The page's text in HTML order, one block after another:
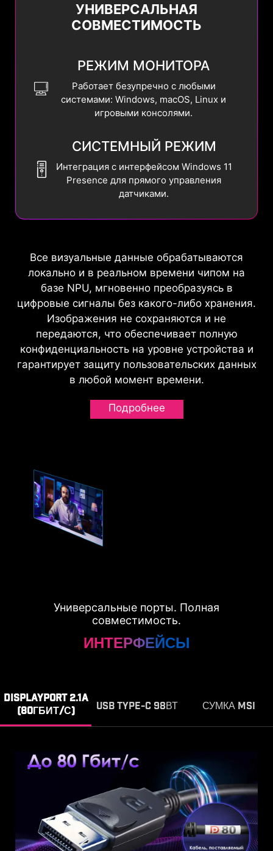
УНИВЕРСАЛЬНАЯ
СОВМЕСТИМОСТЬ
РЕЖИМ МОНИТОРА
Работает безупречно с любыми
системами: Windows, macOS, Linux и
игровыми консолями.
СИСТЕМНЫЙ РЕЖИМ
Интеграция с интерфейсом Windows 11
Presence для прямого управления
датчиками.
Все визуальные данные обрабатываются
локально и в реальном времени чипом на
базе NPU, мгновенно преобразуясь в
цифровые сигналы без какого-либо хранения.
Изображения не сохраняются и не
передаются, что обеспечивает полную
конфиденциальность на уровне устройства и
гарантирует защиту пользовательских данных
в любой момент времени.
Подробнее
Универсальные порты. Полная
совместимость.
ИНТЕРФЕЙСЫ
DISPLAYPORT 2.1A
(80ГБИТ/С)
USB TYPE-C 98ВТ СУМКА MSI